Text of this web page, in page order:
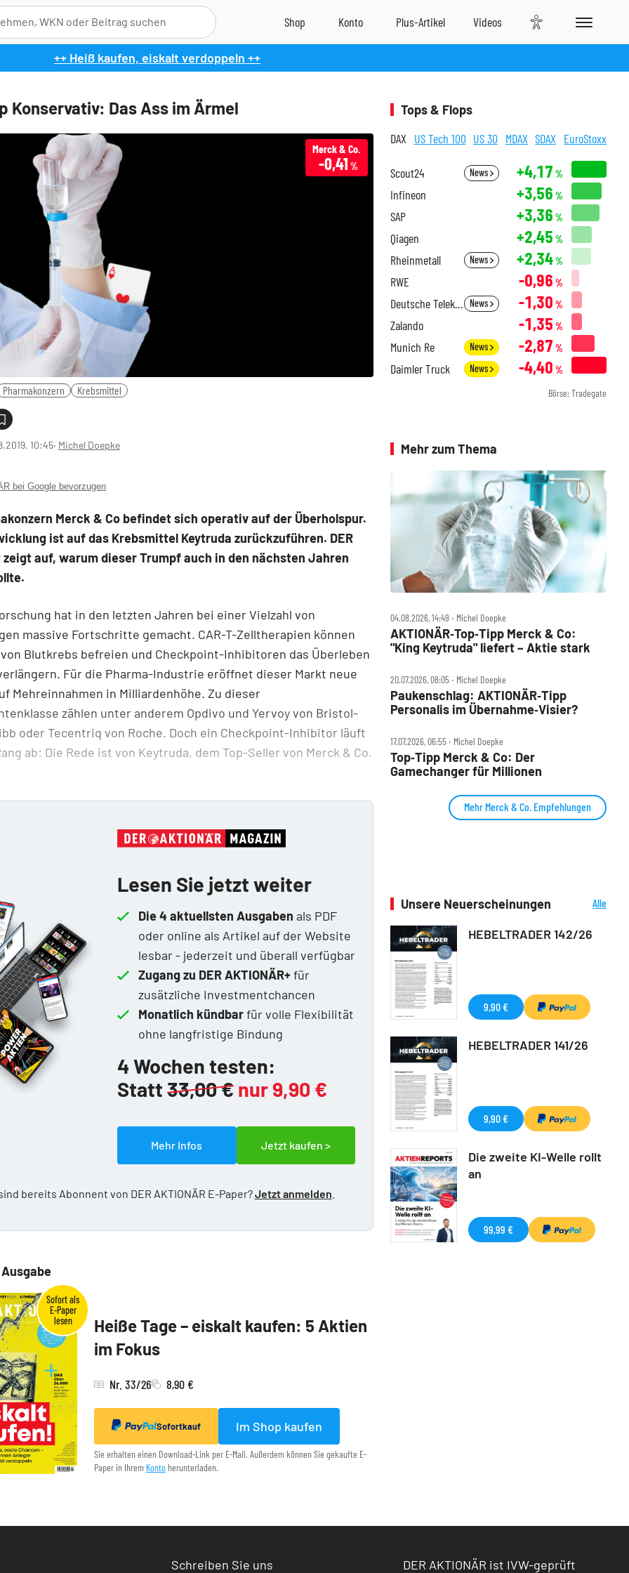
++ Heiß kaufen, eiskalt verdoppeln ++
Konservativ: Das Ass im Ärmel
Merck & Co.
-0,41 %
Pharmakonzern Krebsmittel
10:45‧ Michel Doepke
bei Google bevorzugen
Merck & Co befindet sich operativ auf der Überholspur.
ist auf das Krebsmittel Keytruda zurück­zuführen. DER
zeigt auf, warum dieser Trumpf auch in den nächsten Jahren
hat in den letzten Jahren bei einer Vielzahl von
massive Fortschritte gemacht. CAR-T-Zelltherapien können
Blutkrebs befreien und Checkpoint-Inhibitoren das Überleben
Für die Pharma-Industrie eröffnet dieser Markt neue
Mehreinnahmen in Milliardenhöhe. Zu dieser
zählen unter anderem Opdivo und Yervoy von Bristol-
oder Tecentriq von Roche. Doch ein Checkpoint-Inhibitor läuft
ab: Die Rede ist von Keytruda, dem Top-Seller von Merck & Co.
Lesen Sie jetzt weiter
Die 4 aktuellsten Ausgaben als PDF
oder online als Artikel auf der Website
lesbar - jederzeit und überall verfügbar
Zugang zu DER AKTIONÄR+für
zusätzliche Investmentchancen
Monatlich kündbarfür volle Flexibilität
ohne langfristige Bindung
4 Wochen testen:
Statt 33,00 € nur 9,90 €
Mehr Infos Jetzt kaufen >
bereits Abonnent von DER AKTIONÄR E-Paper?Jetzt anmelden
Heiße Tage – eiskalt kaufen: 5 Aktien
im Fokus
Nr. 33/26 8,90 €
Sofortkauf Im Shop kaufen
Sie erhalten einen Download-Link per E-Mail. Außerdem können Sie gekaufte E-
Paper in Ihrem Konto herunterladen.
Tops & Flops
DAX US Tech 100 US 30 MDAX SDAX EuroStoxx
Scout24 News +4,17 %
Infineon +3,56 %
SAP +3,36 %
Qiagen +2,45 %
Rheinmetall News +2,34%
RWE -0,96 %
Deutsche Telekom News -1,30 %
Zalando -1,35 %
Munich Re News -2,87 %
Daimler Truck News -4,40 %
Börse: Tradegate
Mehr zum Thema
04.08.2026, 14:49 ‧ Michel Doepke
AKTIONÄR‑Top‑Tipp Merck & Co:
"King Keytruda" liefert – Aktie stark
20.07.2026, 08:05 ‧ Michel Doepke
Paukenschlag: AKTIONÄR‑Tipp
Personalis im Übernahme‑Visier?
17.07.2026, 06:55 ‧ Michel Doepke
Top‑Tipp Merck & Co: Der
Gamechanger für Millionen
Mehr Merck & Co. Empfehlungen
Unsere Neuerscheinungen
Alle
HEBELTRADER 142/26
9,90 €
HEBELTRADER 141/26
9,90 €
Die zweite KI-Welle rollt
an
99,99 €
Schreiben Sie uns DER AKTIONÄR ist IVW-geprüft